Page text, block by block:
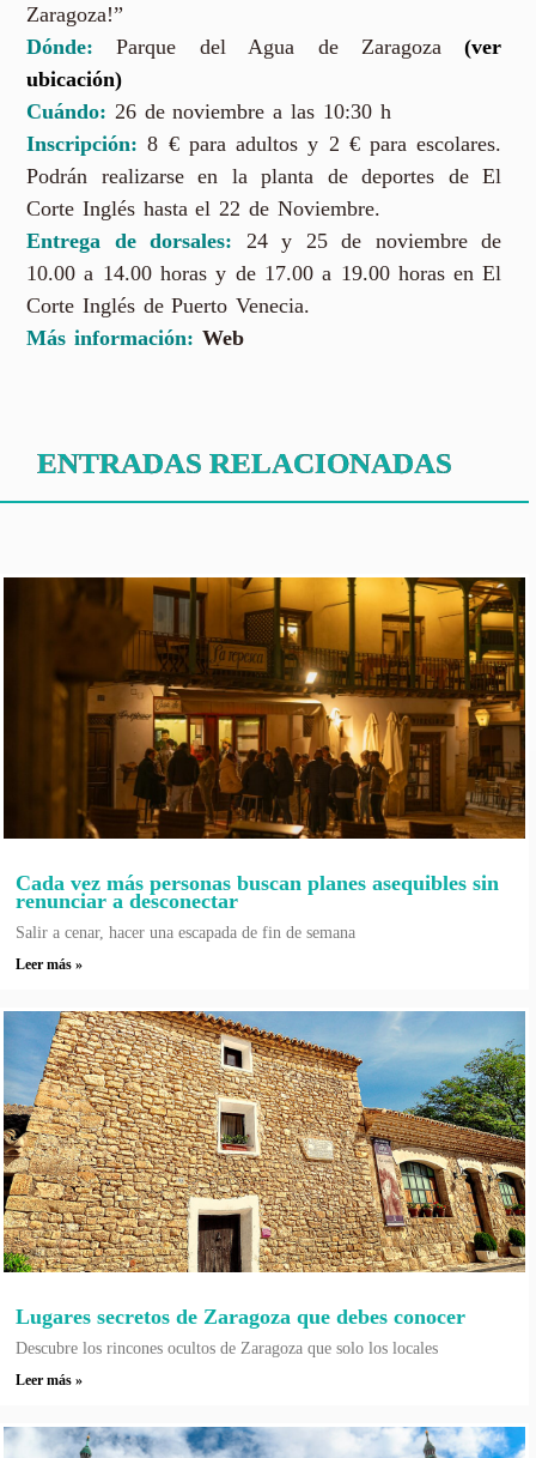
Zaragoza!”
Dónde:
Parque del Agua de Zaragoza(ver
ubicación)
Cuándo: 26 de noviembre a las 10:30 h
Inscripción: 8 € para adultos y 2 € para escolares.
Podrán realizarse en la planta de deportes de El
Corte Inglés hasta el 22 de Noviembre.
Entrega de dorsales: 24 y 25 de noviembre de
10.00 a 14.00 horas y de 17.00 a 19.00 horas en El
Corte Inglés de Puerto Venecia.
Más información: Web
ENTRADAS RELACIONADAS
Cada vez más personas buscan planes asequibles sin
renunciar a desconectar
Salir a cenar, hacer una escapada de fin de semana
Leer más »
Lugares secretos de Zaragoza que debes conocer
Descubre los rincones ocultos de Zaragoza que solo los locales
Leer más »